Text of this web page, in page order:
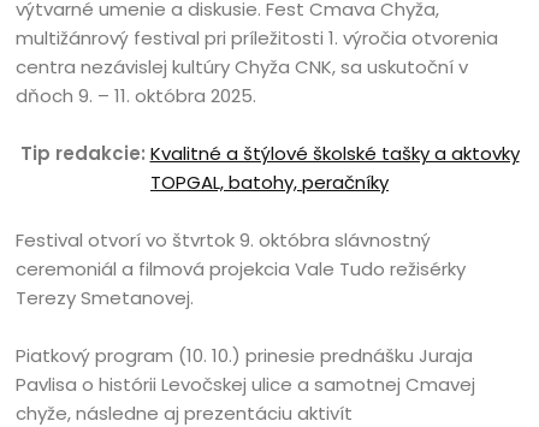
výtvarné umenie a diskusie. Fest Cmava Chyža,
multižánrový festival pri príležitosti 1. výročia otvorenia
centra nezávislej kultúry Chyža CNK, sa uskutoční v
dňoch 9. – 11. októbra 2025.
Tip redakcie: Kvalitné a štýlové školské tašky a aktovky
TOPGAL, batohy, peračníky
Festival otvorí vo štvrtok 9. októbra slávnostný
ceremoniál a filmová projekcia Vale Tudo režisérky
Terezy Smetanovej.
Piatkový program (10. 10.) prinesie prednášku Juraja
Pavlisa o histórii Levočskej ulice a samotnej Cmavej
chyže, následne aj prezentáciu aktivít